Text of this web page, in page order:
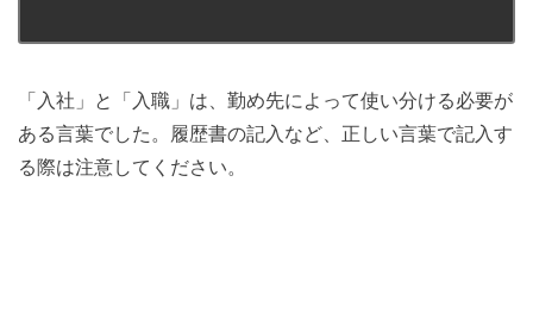
「入社」と「入職」は、勤め先によって使い分ける必要が
ある言葉でした。履歴書の記入など、正しい言葉で記入す
る際は注意してください。